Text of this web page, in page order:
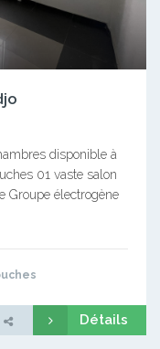
disponible à
01 vaste salon
Groupe électrogène
Détails